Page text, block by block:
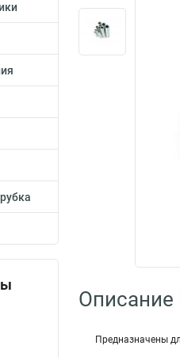
Пред­наз­на­че­ны